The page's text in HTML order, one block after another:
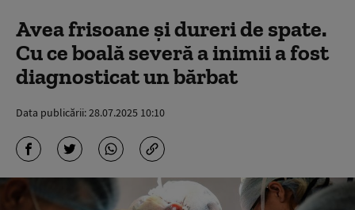
Avea frisoane și dureri de spate.
Cu ce boală severă a inimii a fost
diagnosticat un bărbat
Data publicării:28.07.2025 10:10